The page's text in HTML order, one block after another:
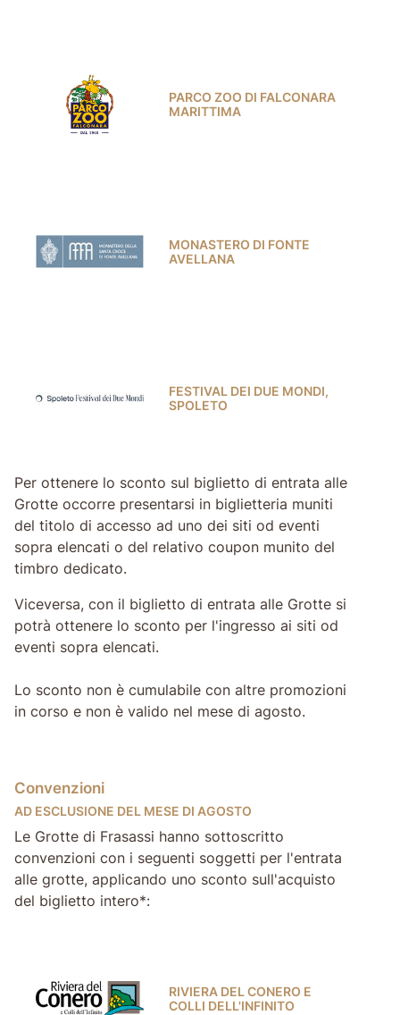
PARCO ZOO DI FALCONARA
MARITTIMA
MONASTERO DI FONTE
AVELLANA
FESTIVAL DEI DUE MONDI,
SPOLETO
Per ottenere lo sconto sul biglietto di entrata alle
Grotte occorre presentarsi in biglietteria muniti
del titolo di accesso ad uno dei siti od eventi
sopra elencati o del relativo coupon munito del
timbro dedicato.
Viceversa, con il biglietto di entrata alle Grotte si
potrà ottenere lo sconto per l'ingresso ai siti od
eventi sopra elencati.
Lo sconto non è cumulabile con altre promozioni
in corso e non è valido nel mese di agosto.
Convenzioni
AD ESCLUSIONE DEL MESE DI AGOSTO
Le Grotte di Frasassi hanno sottoscritto
convenzioni con i seguenti soggetti per l'entrata
alle grotte, applicando uno sconto sull'acquisto
del biglietto intero*:
RIVIERA DEL CONERO E
COLLI DELL'INFINITO